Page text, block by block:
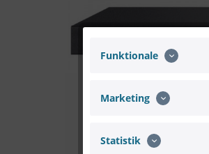
Funktionale
Marketing
Statistik